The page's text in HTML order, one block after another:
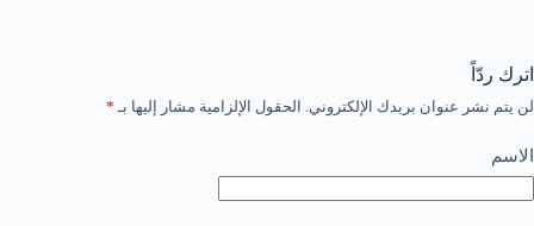
اترك ردّاً
لن يتم نشر عنوان بريدك الإلكتروني. الحقول الإلزامية مشار إليها بـ *
الاسم